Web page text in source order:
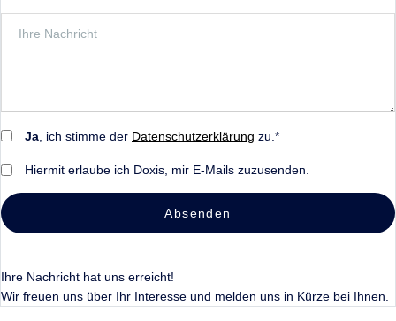
Ja , ich stimme der Datenschutzerklärung zu.*
Hiermit erlaube ich Doxis, mir E-Mails zuzusenden.
Absenden
Ihre Nachricht hat uns erreicht!
Wir freuen uns über Ihr Interesse und melden uns in Kürze bei Ihnen.